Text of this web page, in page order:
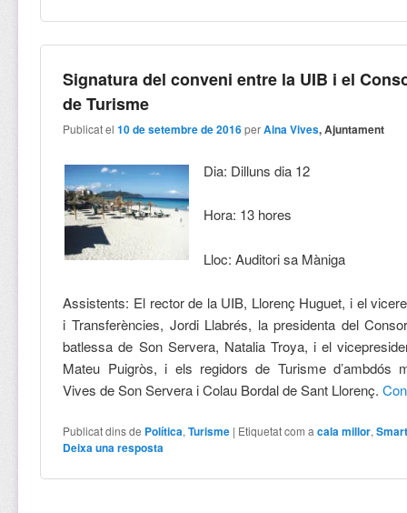
Signatura del conveni entre la UIB i el
de Turisme
Publicat el10 de setembre de 2016 perAina Vives, Ajuntament
Dia: Dilluns dia 12
Hora: 13 hores
Lloc: Auditori sa Màniga
Assistents: El rector de la UIB, Llorenç Huguet, i el
i Transferències, Jordi Llabrés, la presidenta del
batlessa de Son Servera, Natalia Troya, i el
Mateu Puigròs, i els regidors de Turisme d’ambdós
Vives de Son Servera i Colau Bordal de Sant Llorenç.
Publicat dins de Política,Turisme | Etiquetat com a cala millor,
Deixa una resposta